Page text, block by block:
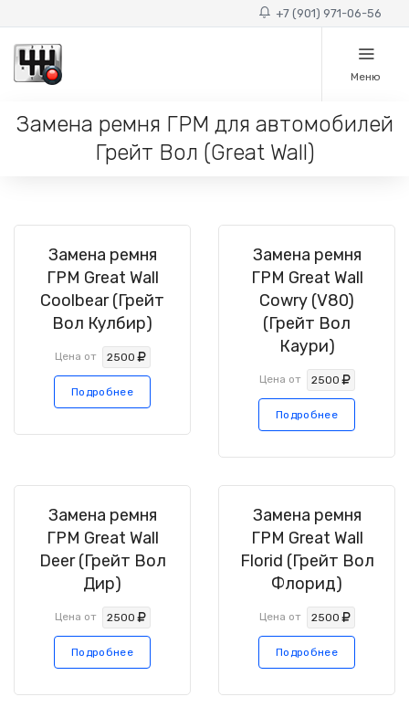
+7 (901) 971-06-56
Меню
Замена ремня ГРМ для автомобилей
Грейт Вол (Great Wall)
Замена ремня
ГРМ Great Wall
Coolbear (Грейт
Вол Кулбир)
Цена от 2500
Подробнее
Замена ремня
ГРМ Great Wall
Cowry (V80)
(Грейт Вол
Каури)
Цена от 2500
Подробнее
Замена ремня
ГРМ Great Wall
Deer (Грейт Вол
Дир)
Цена от 2500
Подробнее
Замена ремня
ГРМ Great Wall
Florid (Грейт Вол
Флорид)
Цена от 2500
Подробнее